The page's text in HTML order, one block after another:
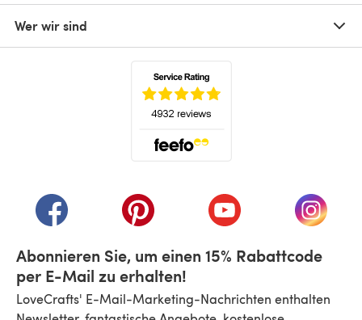
Wer wir sind
(öffnet sich in einem neuen Tab)
(öffnet sich in einem neuen Tab)
(öffnet sich in einem
(öffnet
Abonnieren Sie, um einen 15% Rabattcode
per E-Mail zu erhalten!
LoveCrafts' E-Mail-Marketing-Nachrichten enthalten